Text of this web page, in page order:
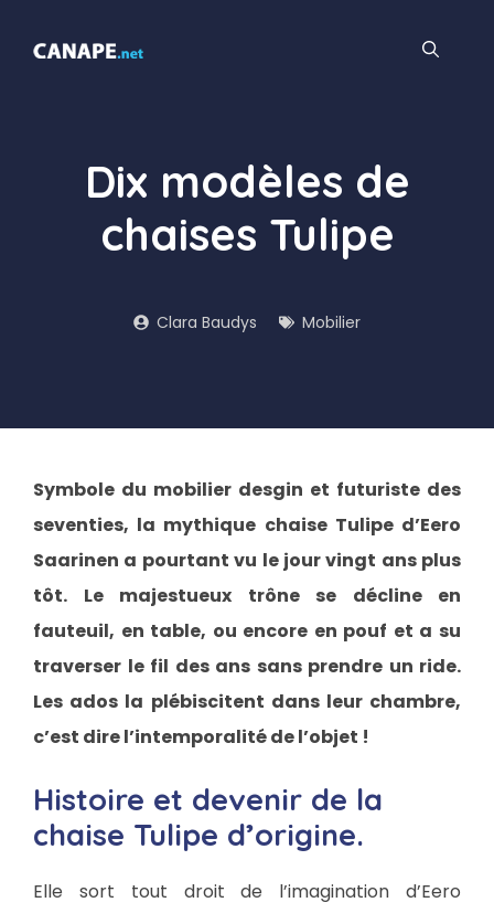
contenu
Dix modèles de
chaises Tulipe
Clara Baudys Mobilier
Symbole du mobilier desgin et futuriste des
seventies, la mythique chaise Tulipe d’Eero
Saarinen a pourtant vu le jour vingt ans plus
tôt. Le majestueux trône se décline en
fauteuil, en table, ou encore en pouf et a su
traverser le fil des ans sans prendre un ride.
Les ados la plébiscitent dans leur chambre,
c’est dire l’intemporalité de l’objet !
Histoire et devenir de la
chaise Tulipe d’origine.
Elle sort tout droit de l’imagination d’Eero